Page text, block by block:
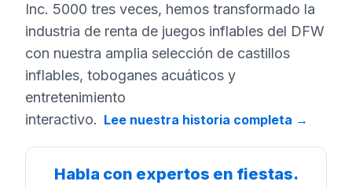
Inc. 5000 tres veces, hemos transformado la
industria de renta de juegos inflables del DFW
con nuestra amplia selección de castillos
inflables, toboganes acuáticos y
entretenimiento
interactivo. Lee nuestra historia completa →
Habla con expertos en fiestas.